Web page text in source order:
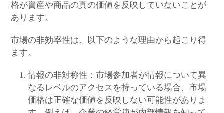
格が資産や商品の真の価値を反映していないことが
あります。
市場の非効率性は、以下のような理由から起こり得
ます。
情報の非対称性：市場参加者が情報について異
なるレベルのアクセスを持っている場合、市場
価格は正確な価値を反映しない可能性がありま